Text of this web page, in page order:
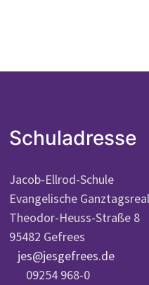
Schuladresse
Jacob-Ellrod-Schule
Evangelische
Theodor-Heuss-Straße 8
95482 Gefrees
jes@jesgefrees.de
09254 968-0